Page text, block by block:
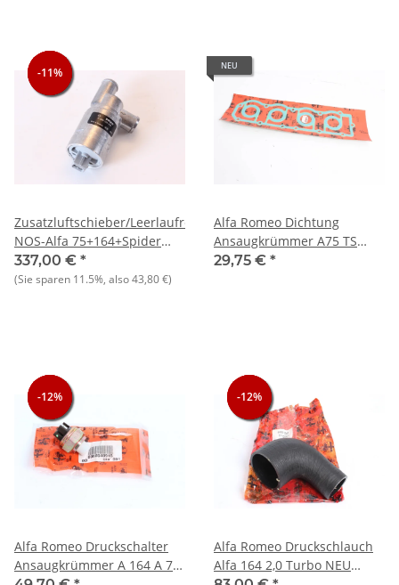
-11%
-11%
-11%
Zusatzluftschieber/Leerlaufregler
NOS-Alfa 75+164+Spider
(916)+Spider 4.S
337,00 € *
(Sie sparen 11.5%, also43,80 €)
NEU
Alfa Romeo Dichtung
Ansaugkrümmer A75 TS
A164 TS NEU Original
29,75 € *
-12%
-12%
-12%
Alfa Romeo Druckschalter
Ansaugkrümmer A 164 A 75
-12%
-12%
-12%
Alfa Romeo Druckschlauch
Alfa 164 2,0 Turbo NEU